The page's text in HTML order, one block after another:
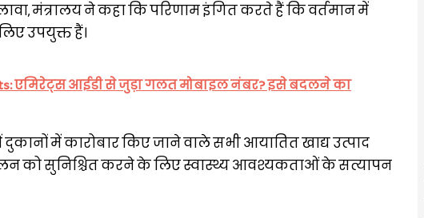
मंत्रालय ने कहा कि परिणाम इंगित करते हैं कि वर्तमान में
उपयुक्त हैं।
एमिरेट्स आईडी से जुड़ा गलत मोबाइल नंबर? इसे बदलने का
दुकानों में कारोबार किए जाने वाले सभी आयातित खाद्य उत्पाद
को सुनिश्चित करने के लिए स्वास्थ्य आवश्यकताओं के सत्यापन